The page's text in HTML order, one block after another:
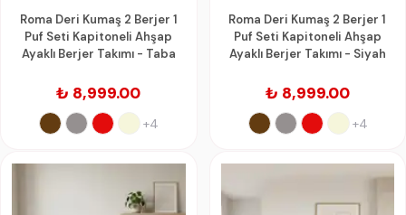
Roma Deri Kumaş 2 Berjer 1
Puf Seti Kapitoneli Ahşap
Ayaklı Berjer Takımı - Taba
₺ 8,999.00
+4
Roma Deri Kumaş 2 Berjer 1
Puf Seti Kapitoneli Ahşap
Ayaklı Berjer Takımı - Siyah
₺ 8,999.00
+4